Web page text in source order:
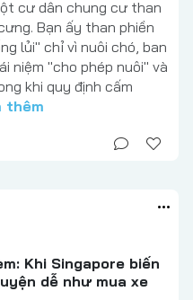
cư dân chung cư than
Bạn ấy than phiền
lủi" chỉ vì nuôi chó, ban
niệm "cho phép nuôi" và
khi quy định cấm
thêm
Khi Singapore biến
dễ như mua xe